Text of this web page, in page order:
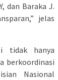
dan Baraka J.
jelas
tidak hanya
berkoordinasi
Nasional